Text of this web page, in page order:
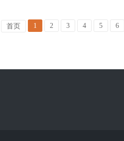
首页 1 2 3 4 5 6